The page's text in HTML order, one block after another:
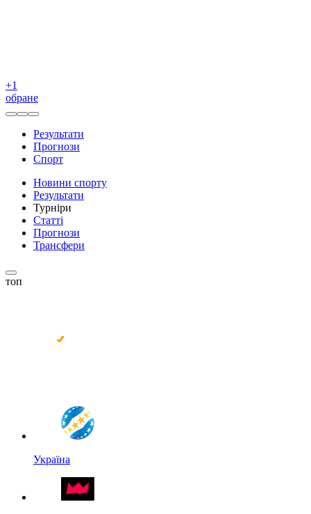
+1
обране
Результати
Прогнози
Спорт
Новини спорту
Результати
Турніри
Статті
Прогнози
Трансфери
топ
Україна